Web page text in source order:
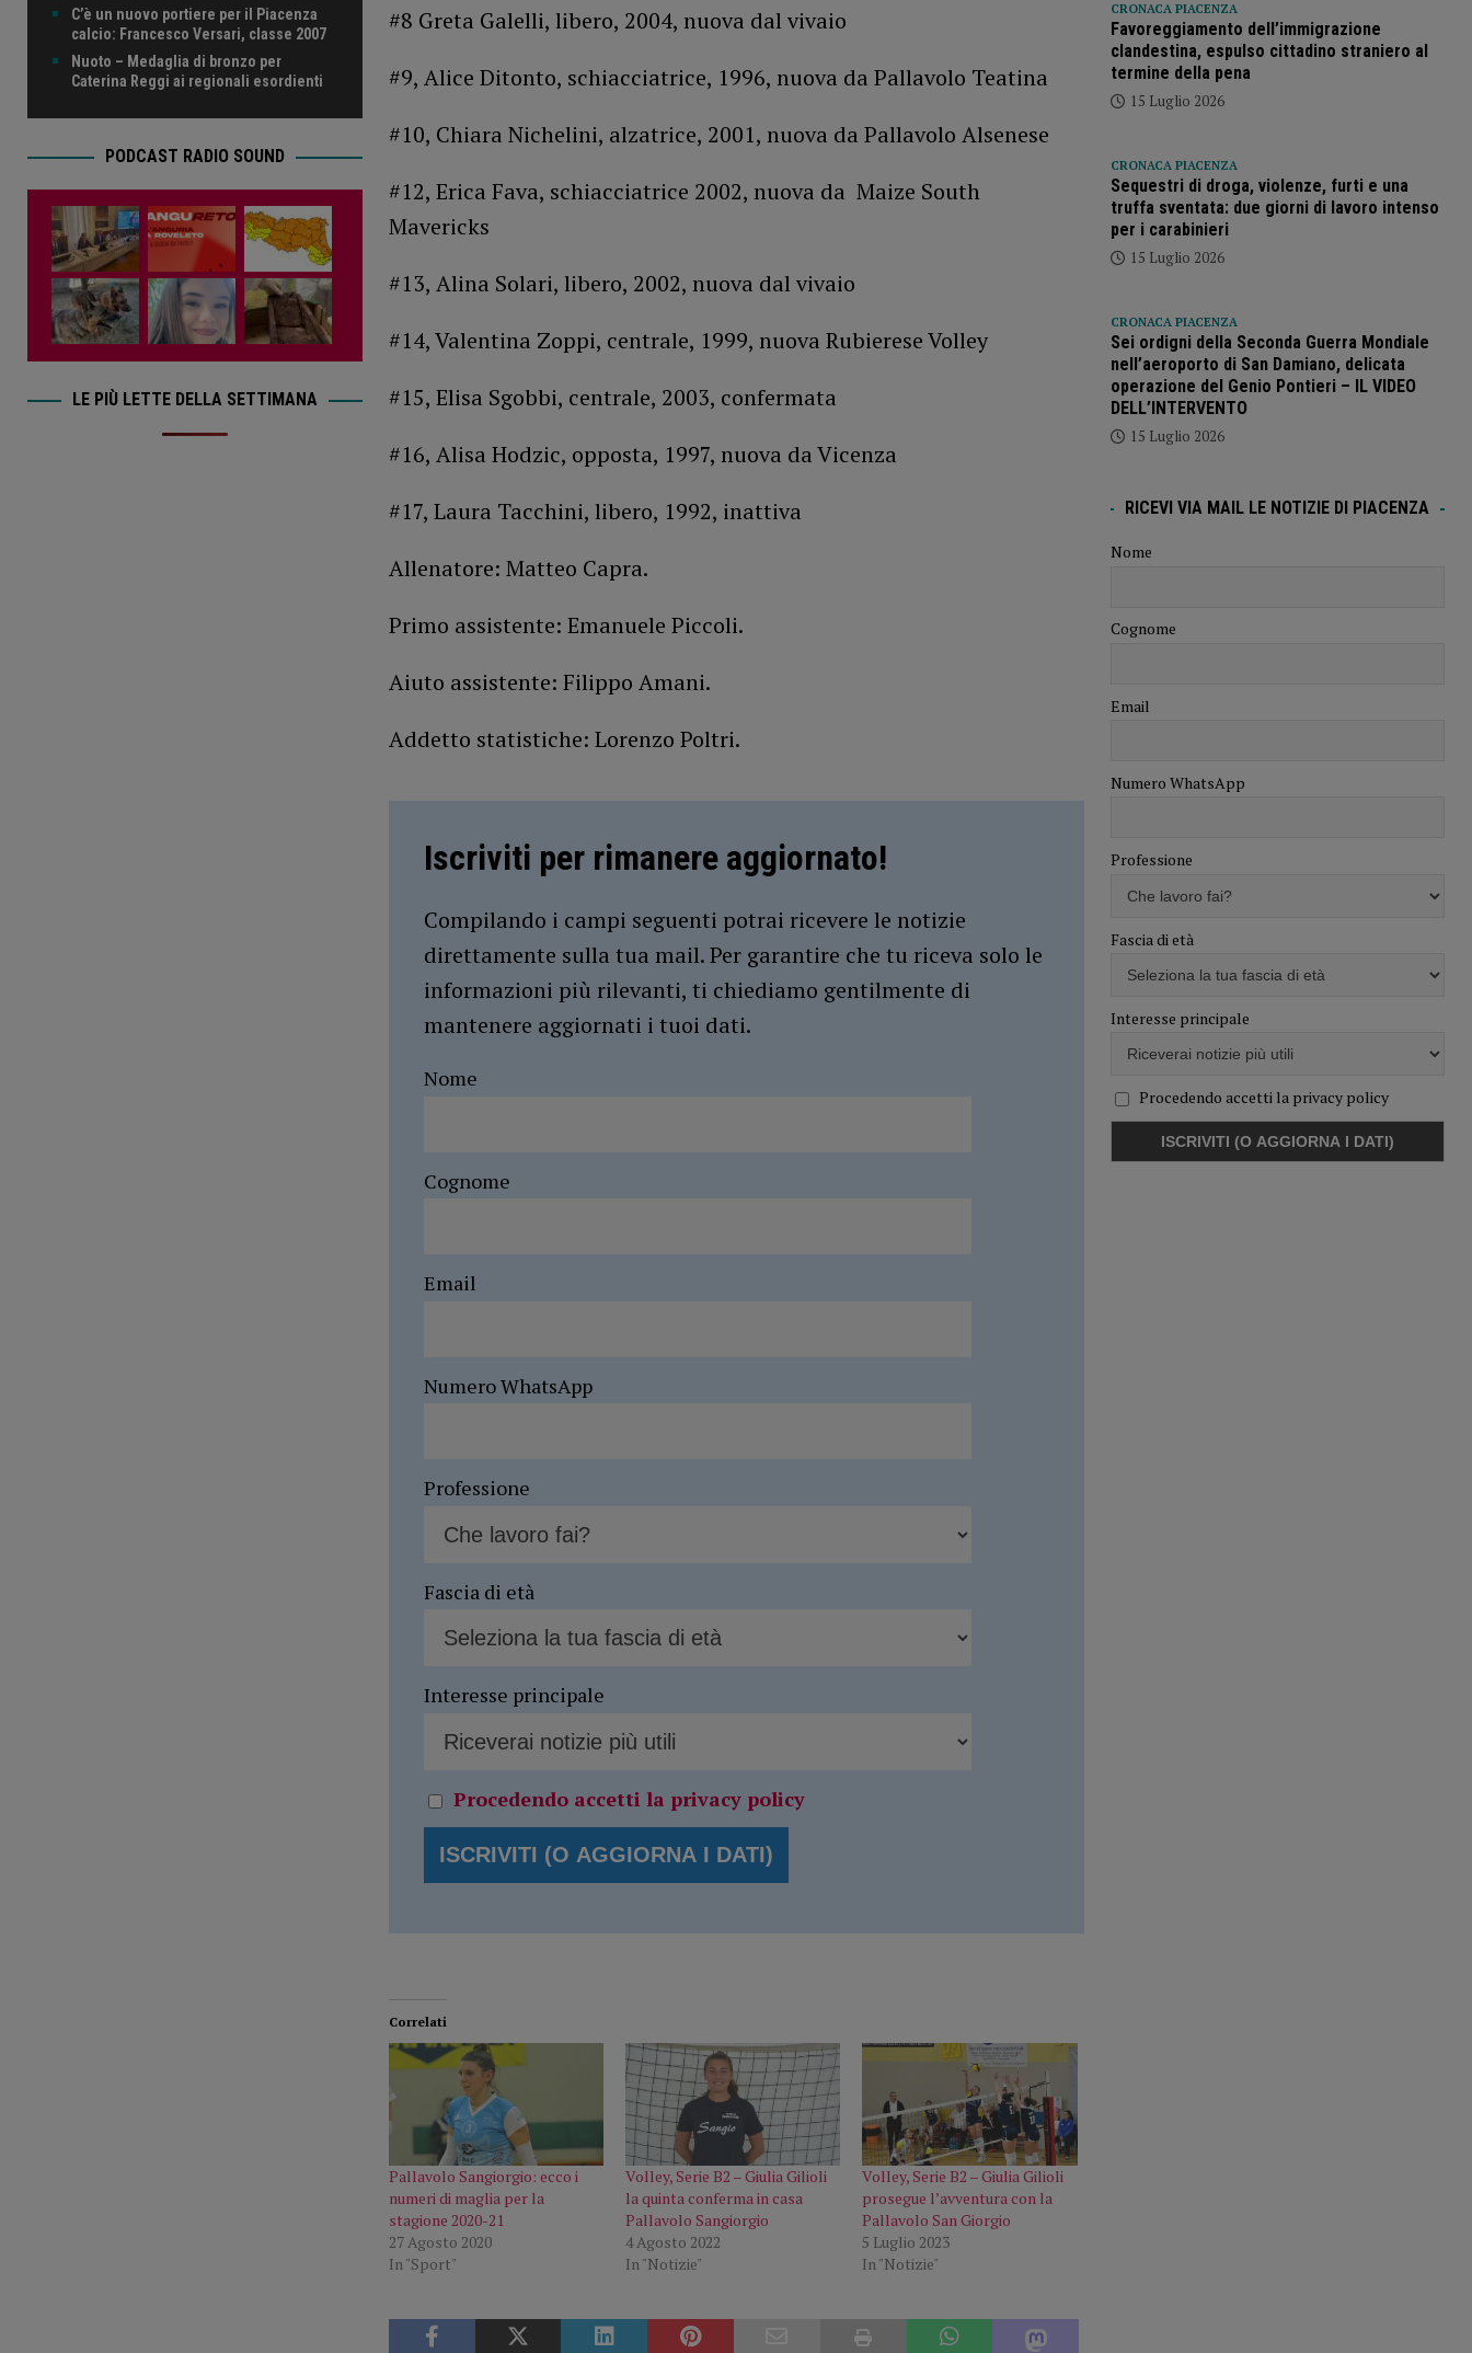
#8 Greta Galelli, libero, 2004, nuova dal vivaio
#9, Alice Ditonto, schiacciatrice, 1996, nuova da Pallavolo Teatina
#10, Chiara Nichelini, alzatrice, 2001, nuova da Pallavolo Alsenese
#12, Erica Fava, schiacciatrice 2002, nuova da Maize South
Mavericks
#13, Alina Solari, libero, 2002, nuova dal vivaio
#14, Valentina Zoppi, centrale, 1999, nuova Rubierese Volley
#15, Elisa Sgobbi, centrale, 2003, confermata
#16, Alisa Hodzic, opposta, 1997, nuova da Vicenza
#17, Laura Tacchini, libero, 1992, inattiva
Allenatore: Matteo Capra.
Primo assistente: Emanuele Piccoli.
Aiuto assistente: Filippo Amani.
Addetto statistiche: Lorenzo Poltri.
Iscriviti per rimanere aggiornato!
Compilando i campi seguenti potrai ricevere le notizie
direttamente sulla tua mail. Per garantire che tu riceva solo le
informazioni più rilevanti, ti chiediamo gentilmente di
mantenere aggiornati i tuoi dati.
Nome
Cognome
Email
Numero WhatsApp
Professione
Fascia di età
Interesse principale
Procedendo accetti la privacy policy
Correlati
Pallavolo Sangiorgio: ecco i
numeri di maglia per la
stagione 2020-21
27 Agosto 2020
In "Sport"
Volley, Serie B2 – Giulia Gilioli
la quinta conferma in casa
Pallavolo Sangiorgio
4 Agosto 2022
In "Notizie"
Volley, Serie B2 – Giulia Gilioli
prosegue l’avventura con la
Pallavolo San Giorgio
5 Luglio 2023
In "Notizie"
C’è un nuovo portiere per il Piacenza
calcio: Francesco Versari, classe 2007
Nuoto – Medaglia di bronzo per
Caterina Reggi ai regionali esordienti
PODCAST RADIO SOUND
LE PIÙ LETTE DELLA SETTIMANA
CRONACA PIACENZA
Favoreggiamento dell’immigrazione
clandestina, espulso cittadino straniero al
termine della pena
15 Luglio 2026
CRONACA PIACENZA
Sequestri di droga, violenze, furti e una
truffa sventata: due giorni di lavoro intenso
per i carabinieri
15 Luglio 2026
CRONACA PIACENZA
Sei ordigni della Seconda Guerra Mondiale
nell’aeroporto di San Damiano, delicata
operazione del Genio Pontieri – IL VIDEO
DELL’INTERVENTO
15 Luglio 2026
RICEVI VIA MAIL LE NOTIZIE DI PIACENZA
Nome
Cognome
Email
Numero WhatsApp
Professione
Fascia di età
Interesse principale
Procedendo accetti la privacy policy